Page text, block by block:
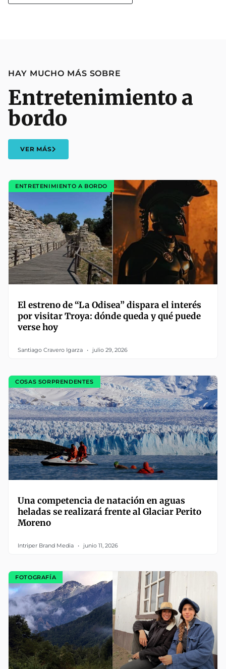
HAY MUCHO MÁS SOBRE
Entretenimiento a
bordo
VER MÁS
ENTRETENIMIENTO A BORDO
El estreno de “La Odisea” dispara el interés
por visitar Troya: dónde queda y qué puede
verse hoy
Santiago Cravero Igarza julio 29, 2026
COSAS SORPRENDENTES
Una competencia de natación en aguas
heladas se realizará frente al Glaciar Perito
Moreno
Intriper Brand Media junio 11, 2026
FOTOGRAFÍA